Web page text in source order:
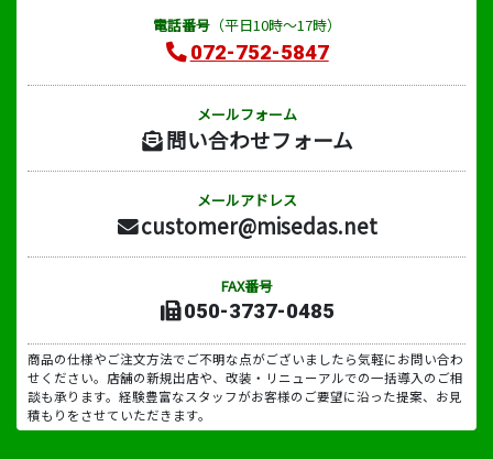
電話番号（平日10時～17時）
072-752-5847
メールフォーム
問い合わせフォーム
メールアドレス
customer@misedas.net
FAX番号
050-3737-0485
商品の仕様やご注文方法でご不明な点がございましたら気軽にお問い合わ
せください。店舗の新規出店や、改装・リニューアルでの一括導入のご相
談も承ります。経験豊富なスタッフがお客様のご要望に沿った提案、お見
積もりをさせていただきます。